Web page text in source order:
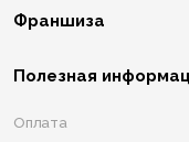
Франшиза
Полезная
Оплата